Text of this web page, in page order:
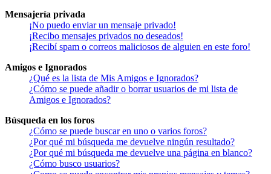
Mensajería privada
¡No puedo enviar un mensaje privado!
¡Recibo mensajes privados no deseados!
¡Recibí spam o correos maliciosos de alguien en este foro!
Amigos e Ignorados
¿Qué es la lista de Mis Amigos e Ignorados?
¿Cómo se puede añadir o borrar usuarios de mi lista de
Amigos e Ignorados?
Búsqueda en los foros
¿Cómo se puede buscar en uno o varios foros?
¿Por qué mi búsqueda me devuelve ningún resultado?
¿Por qué mi búsqueda me devuelve una página en blanco?
¿Cómo busco usuarios?